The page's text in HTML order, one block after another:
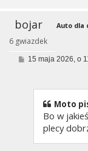
bojar
6 gwiazdek
Auto dla
P15 maja 2026, o
Moto
Bo w
plecy